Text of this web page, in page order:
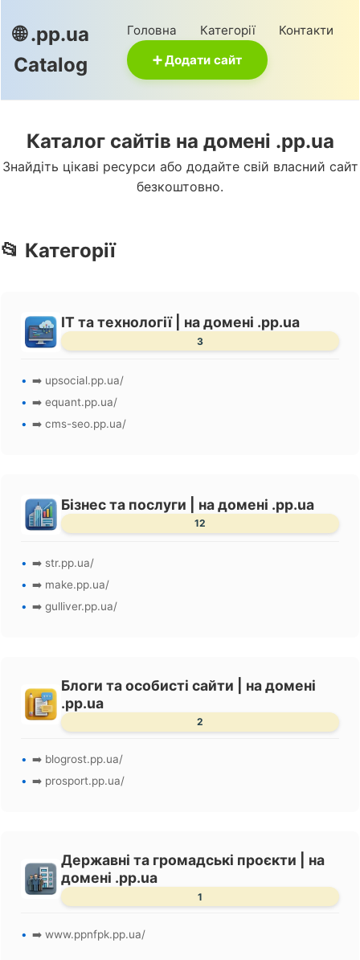
🌐 .pp.ua
Catalog
Головна Категорії
Контакти
➕ Додати сайт
Каталог сайтів на домені .pp.ua
Знайдіть цікаві ресурси або додайте свій власний сайт
безкоштовно.
📂 Категорії
IT та технології | на домені .pp.ua
3
➡️ upsocial.pp.ua/
➡️ equant.pp.ua/
➡️ cms-seo.pp.ua/
Бізнес та послуги | на домені .pp.ua
12
➡️ str.pp.ua/
➡️ make.pp.ua/
➡️ gulliver.pp.ua/
Блоги та особисті сайти | на домені
.pp.ua
2
➡️ blogrost.pp.ua/
➡️ prosport.pp.ua/
Державні та громадські проєкти | на
домені .pp.ua
1
➡️ www.ppnfpk.pp.ua/